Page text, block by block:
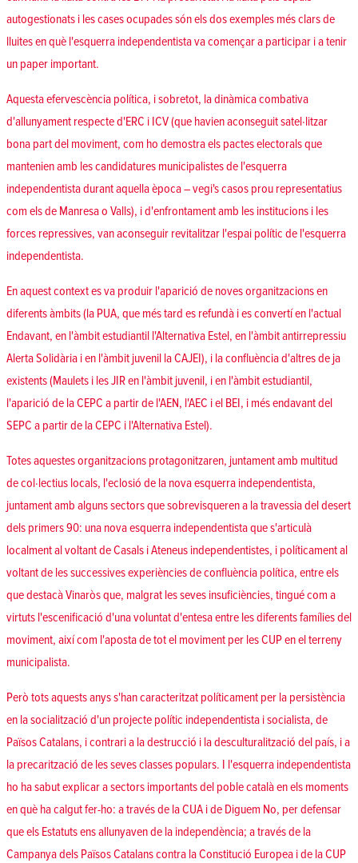
autogestionats i les cases ocupades són els dos exemples més clars de
lluites en què l'esquerra independentista va començar a participar i a tenir
un paper important.
Aquesta efervescència política, i sobretot, la dinàmica combativa
d'allunyament respecte d'ERC i ICV (que havien aconseguit satel·litzar
bona part del moviment, com ho demostra els pactes electorals que
mantenien amb les candidatures municipalistes de l'esquerra
independentista durant aquella època – vegi's casos prou representatius
com els de Manresa o Valls), i d'enfrontament amb les institucions i les
forces repressives, van aconseguir revitalitzar l'espai polític de l'esquerra
independentista.
En aquest context es va produir l'aparició de noves organitzacions en
diferents àmbits (la PUA, que més tard es refundà i es convertí en l'actual
Endavant, en l'àmbit estudiantil l'Alternativa Estel, en l'àmbit antirrepressiu
Alerta Solidària i en l'àmbit juvenil la CAJEI), i la confluència d'altres de ja
existents (Maulets i les JIR en l'àmbit juvenil, i en l'àmbit estudiantil,
l'aparició de la CEPC a partir de l'AEN, l'AEC i el BEI, i més endavant del
SEPC a partir de la CEPC i l'Alternativa Estel).
Totes aquestes organitzacions protagonitzaren, juntament amb multitud
de col·lectius locals, l'eclosió de la nova esquerra independentista,
juntament amb alguns sectors que sobrevisqueren a la travessia del desert
dels primers 90: una nova esquerra independentista que s'articulà
localment al voltant de Casals i Ateneus independentistes, i políticament al
voltant de les successives experiències de confluència política, entre els
que destacà Vinaròs que, malgrat les seves insuficiències, tingué com a
virtuts l'escenificació d'una voluntat d'entesa entre les diferents famílies del
moviment, així com l'aposta de tot el moviment per les CUP en el terreny
municipalista.
Però tots aquests anys s'han caracteritzat políticament per la persistència
en la socialització d'un projecte polític independentista i socialista, de
Països Catalans, i contrari a la destrucció i la desculturalització del país, i a
la precarització de les seves classes populars. I l'esquerra independentista
ho ha sabut explicar a sectors importants del poble català en els moments
en què ha calgut fer-ho: a través de la CUA i de Diguem No, per defensar
que els Estatuts ens allunyaven de la independència; a través de la
Campanya dels Països Catalans contra la Constitució Europea i de la CUP